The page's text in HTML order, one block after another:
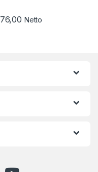
76,00 Netto